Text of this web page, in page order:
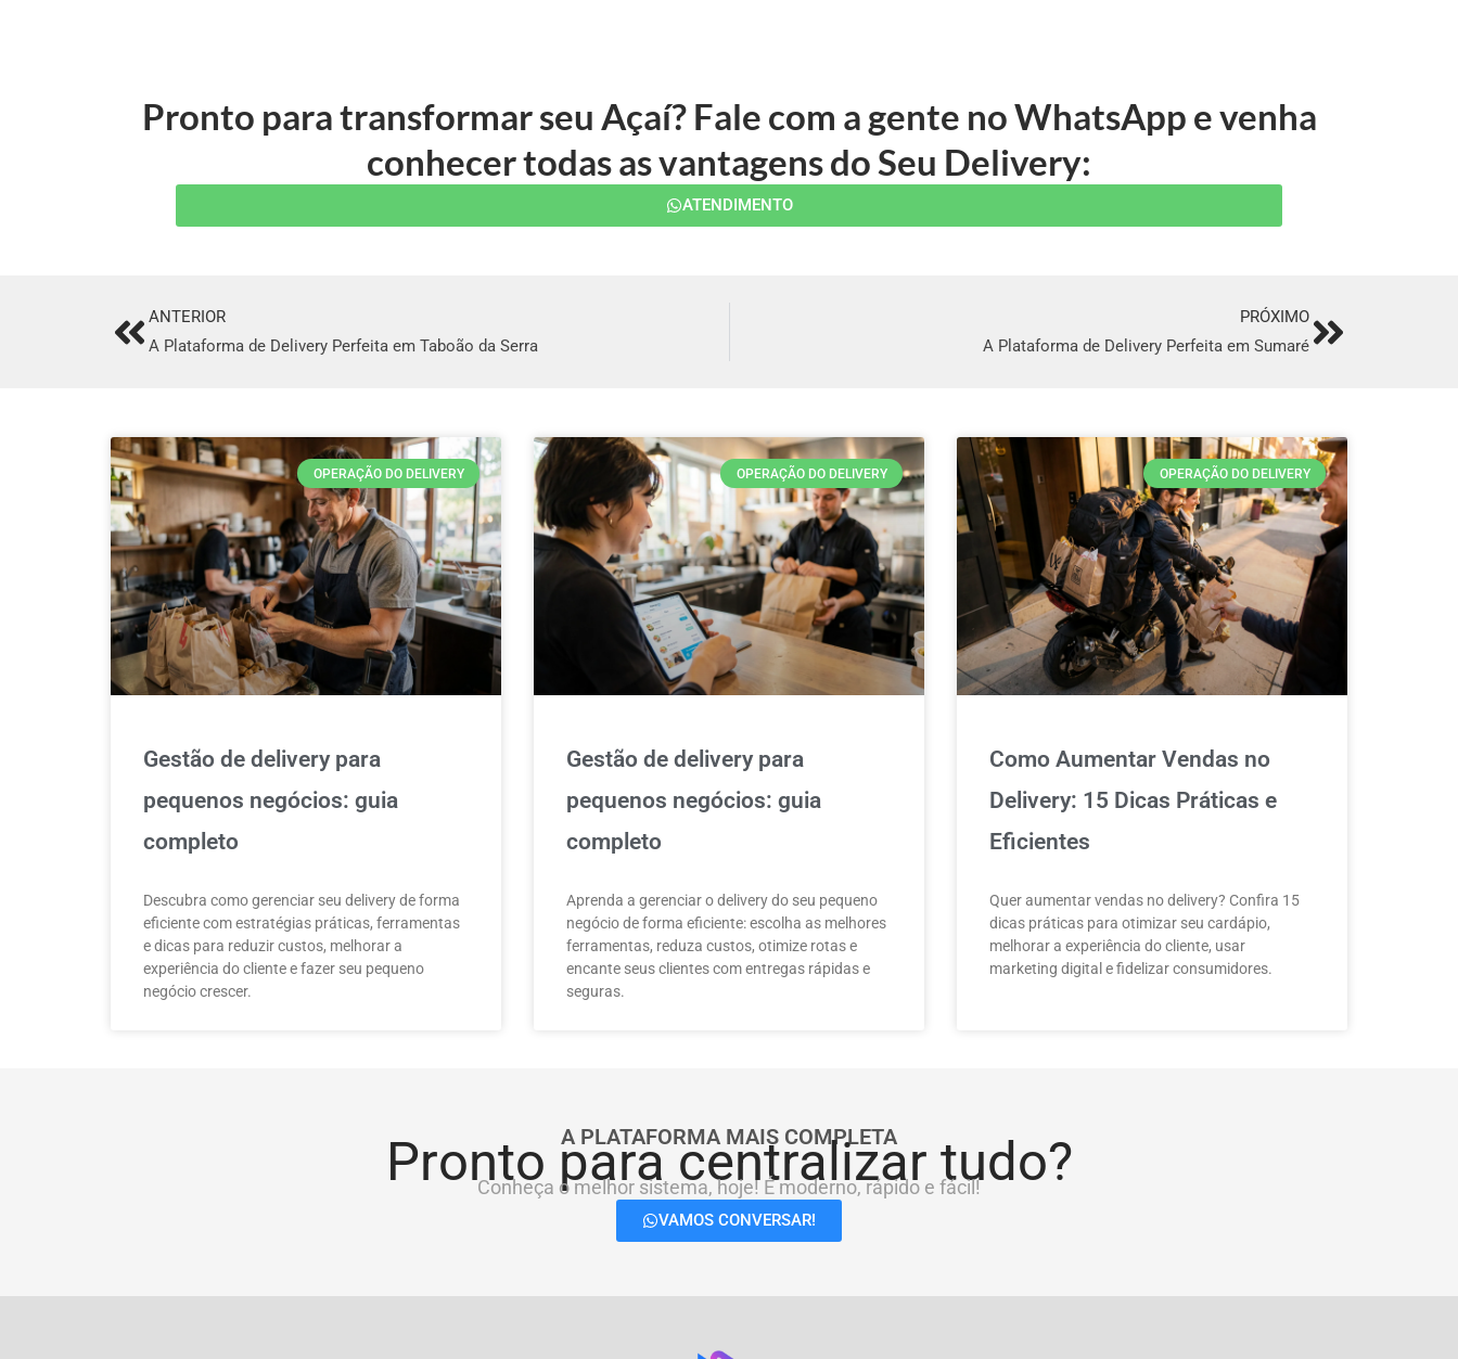
Pronto para transformar seu Açaí? Fale com a gente no WhatsApp e venha
conhecer todas as vantagens do Seu Delivery:
ATENDIMENTO
PrevANTERIOR
A Plataforma de Delivery Perfeita em Taboão da Serra
PRÓXIMO
A Plataforma de Delivery Perfeita em SumaréNext
OPERAÇÃO DO DELIVERY
Gestão de delivery para
pequenos negócios: guia
completo
Descubra como gerenciar seu delivery de forma
eficiente com estratégias práticas, ferramentas
e dicas para reduzir custos, melhorar a
experiência do cliente e fazer seu pequeno
negócio crescer.
OPERAÇÃO DO DELIVERY
Gestão de delivery para
pequenos negócios: guia
completo
Aprenda a gerenciar o delivery do seu pequeno
negócio de forma eficiente: escolha as melhores
ferramentas, reduza custos, otimize rotas e
encante seus clientes com entregas rápidas e
seguras.
OPERAÇÃO DO DELIVERY
Como Aumentar Vendas no
Delivery: 15 Dicas Práticas e
Eficientes
Quer aumentar vendas no delivery? Confira 15
dicas práticas para otimizar seu cardápio,
melhorar a experiência do cliente, usar
marketing digital e fidelizar consumidores.
A PLATAFORMA MAIS COMPLETA
Pronto para centralizar tudo?
Conheça o melhor sistema, hoje! É moderno, rápido e fácil!
VAMOS CONVERSAR!